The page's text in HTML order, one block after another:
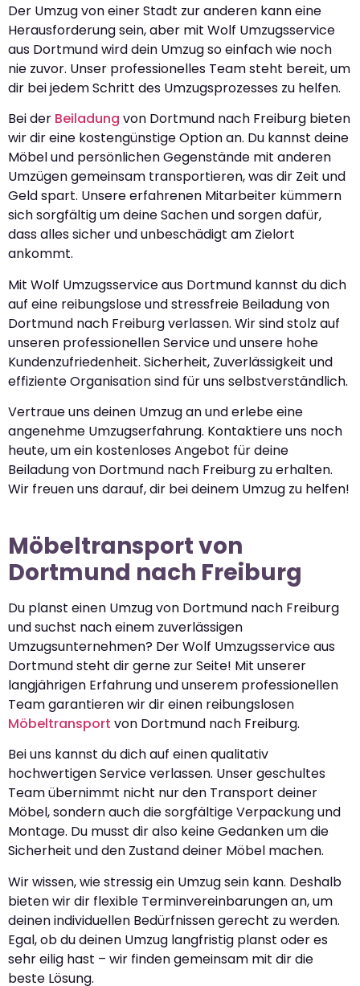
Der Umzug von einer Stadt zur anderen kann eine
Herausforderung sein, aber mit Wolf Umzugsservice
aus Dortmund wird dein Umzug so einfach wie noch
nie zuvor. Unser professionelles Team steht bereit, um
dir bei jedem Schritt des Umzugsprozesses zu helfen.
Bei der Beiladung von Dortmund nach Freiburg bieten
wir dir eine kostengünstige Option an. Du kannst deine
Möbel und persönlichen Gegenstände mit anderen
Umzügen gemeinsam transportieren, was dir Zeit und
Geld spart. Unsere erfahrenen Mitarbeiter kümmern
sich sorgfältig um deine Sachen und sorgen dafür,
dass alles sicher und unbeschädigt am Zielort
ankommt.
Mit Wolf Umzugsservice aus Dortmund kannst du dich
auf eine reibungslose und stressfreie Beiladung von
Dortmund nach Freiburg verlassen. Wir sind stolz auf
unseren professionellen Service und unsere hohe
Kundenzufriedenheit. Sicherheit, Zuverlässigkeit und
effiziente Organisation sind für uns selbstverständlich.
Vertraue uns deinen Umzug an und erlebe eine
angenehme Umzugserfahrung. Kontaktiere uns noch
heute, um ein kostenloses Angebot für deine
Beiladung von Dortmund nach Freiburg zu erhalten.
Wir freuen uns darauf, dir bei deinem Umzug zu helfen!
Möbeltransport von
Dortmund nach Freiburg
Du planst einen Umzug von Dortmund nach Freiburg
und suchst nach einem zuverlässigen
Umzugsunternehmen? Der Wolf Umzugsservice aus
Dortmund steht dir gerne zur Seite! Mit unserer
langjährigen Erfahrung und unserem professionellen
Team garantieren wir dir einen reibungslosen
Möbeltransport von Dortmund nach Freiburg.
Bei uns kannst du dich auf einen qualitativ
hochwertigen Service verlassen. Unser geschultes
Team übernimmt nicht nur den Transport deiner
Möbel, sondern auch die sorgfältige Verpackung und
Montage. Du musst dir also keine Gedanken um die
Sicherheit und den Zustand deiner Möbel machen.
Wir wissen, wie stressig ein Umzug sein kann. Deshalb
bieten wir dir flexible Terminvereinbarungen an, um
deinen individuellen Bedürfnissen gerecht zu werden.
Egal, ob du deinen Umzug langfristig planst oder es
sehr eilig hast – wir finden gemeinsam mit dir die
beste Lösung.